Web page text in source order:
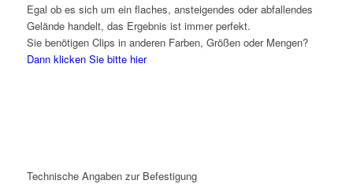
Egal ob es sich um ein flaches, ansteigendes oder abfallendes
Gelände handelt, das Ergebnis ist immer perfekt.
Sie benötigen Clips in anderen Farben, Größen oder Mengen?
Dann klicken Sie bitte hier
Technische Angaben zur Befestigung